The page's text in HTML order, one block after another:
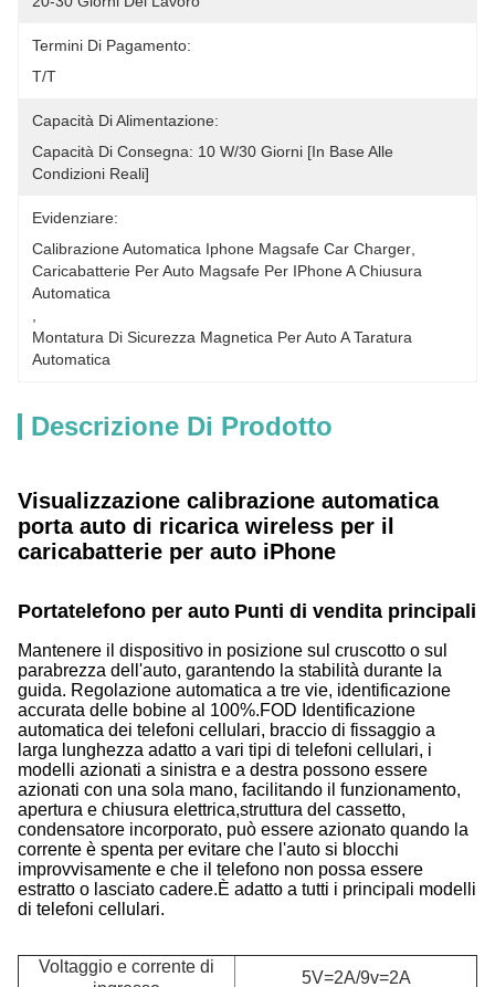
Termini Di Pagamento:
T/T
Capacità Di Alimentazione:
Capacità Di Consegna: 10 W/30 Giorni [in Base Alle
Condizioni Reali]
Evidenziare:
Calibrazione Automatica Iphone Magsafe Car Charger
Caricabatterie Per Auto Magsafe Per IPhone A Chiusura
Automatica
Montatura Di Sicurezza Magnetica Per Auto A Taratura
Automatica
Descrizione Di Prodotto
Visualizzazione calibrazione automatica
porta auto di ricarica wireless per il
caricabatterie per auto iPhone
Portatelefono per auto Punti di vendita principali
Mantenere il dispositivo in posizione sul cruscotto o sul
parabrezza dell'auto, garantendo la stabilità durante la
guida. Regolazione automatica a tre vie, identificazione
accurata delle bobine al 100%.FOD Identificazione
automatica dei telefoni cellulari, braccio di fissaggio a
larga lunghezza adatto a vari tipi di telefoni cellulari, i
modelli azionati a sinistra e a destra possono essere
azionati con una sola mano, facilitando il funzionamento,
apertura e chiusura elettrica,struttura del cassetto,
condensatore incorporato, può essere azionato quando la
corrente è spenta per evitare che l'auto si blocchi
improvvisamente e che il telefono non possa essere
estratto o lasciato cadere.È adatto a tutti i principali modelli
di telefoni cellulari.
Voltaggio e corrente di
5V=2A/9v=2A